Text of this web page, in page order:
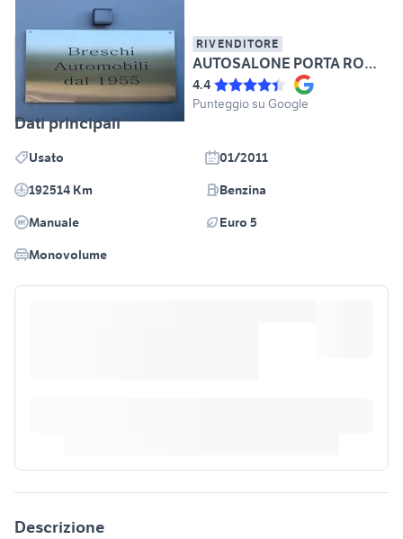
RIVENDITORE
AUTOSALONE PORTA ROMANA SRL
4.4
Punteggio su Google
Dati principali
Usato
01/2011
192514 Km
Benzina
Manuale
Euro 5
Monovolume
Descrizione